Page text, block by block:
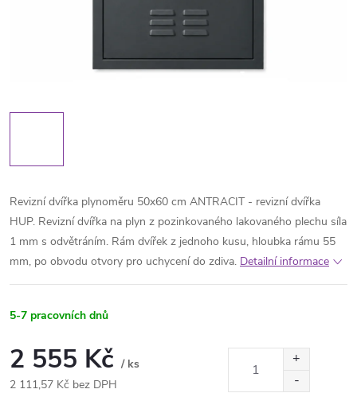
Revizní dvířka plynoměru 50x60 cm ANTRACIT - revizní dvířka
HUP. Revizní dvířka na plyn z pozinkovaného lakovaného plechu síla
1 mm s odvětráním. Rám dvířek z jednoho kusu, hloubka rámu 55
mm, po obvodu otvory pro uchycení do zdiva. Detailní informace
5-7 pracovních dnů
2 555 Kč / ks
2 111,57 Kč bez DPH